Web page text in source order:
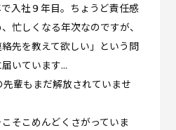
入社９年目。ちょうど責任感
忙しくなる年次なのですが、
先を教えて欲しい」という問
いています...
輩もまだ解放されていませ
そこめんどくさがっていま